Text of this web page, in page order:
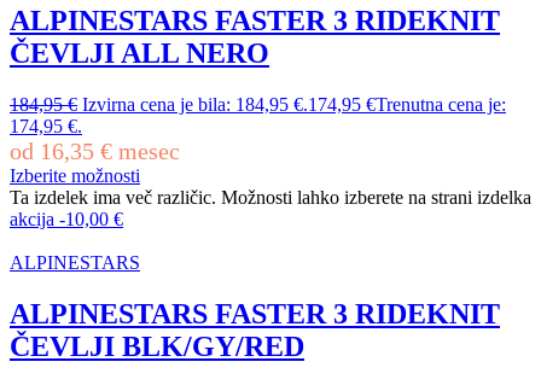
ALPINESTARS FASTER 3 RIDEKNIT
ČEVLJI ALL NERO
184,95€ Izvirna cena je bila: 184,95 €.174,95 €Trenutna cena je:
174,95 €.
od 16,35 € mesec
Izberite možnosti
Ta izdelek ima več različic. Možnosti lahko izberete na strani izdelka
akcija -10,00 €
ALPINESTARS
ALPINESTARS FASTER 3 RIDEKNIT
ČEVLJI BLK/GY/RED